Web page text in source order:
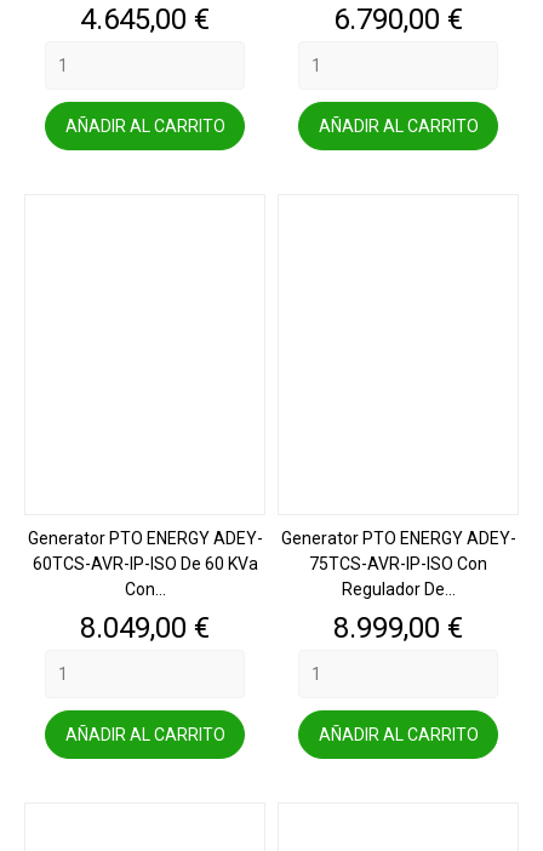
Precio
4.645,00 €
AÑADIR AL CARRITO
Precio
6.790,00 €
AÑADIR AL CARRITO
Generator PTO ENERGY ADEY-
60TCS-AVR-IP-ISO De 60 KVa
Con...
Precio
8.049,00 €
AÑADIR AL CARRITO
Generator PTO ENERGY ADEY-
75TCS-AVR-IP-ISO Con
Regulador De...
Precio
8.999,00 €
AÑADIR AL CARRITO